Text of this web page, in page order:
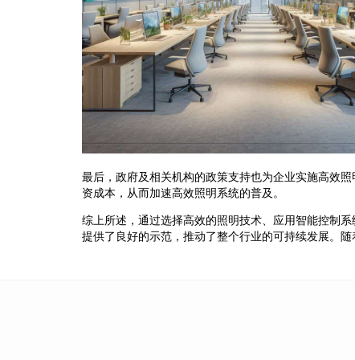
最后，政府及相关机构的政策支持也为企业实施高效
资成本，从而加速高效照明系统的普及。
综上所述，通过选择高效的照明技术、应用智能控制
提供了良好的示范，推动了整个行业的可持续发展。